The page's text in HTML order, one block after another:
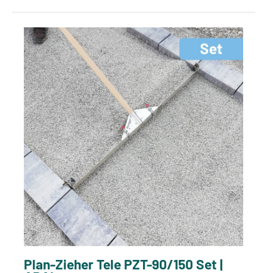
Plan-Zieher Tele PZT-90/150 Set |